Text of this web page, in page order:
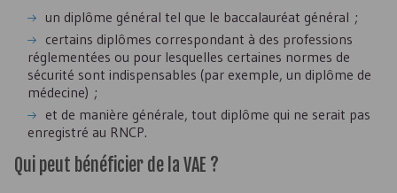
un diplôme général tel que le baccalauréat général ;
certains diplômes correspondant à des professions
réglementées ou pour lesquelles certaines normes de
sécurité sont indispensables (par exemple, un diplôme de
médecine) ;
et de manière générale, tout diplôme qui ne serait pas
enregistré au RNCP.
Qui peut bénéficier de la VAE ?